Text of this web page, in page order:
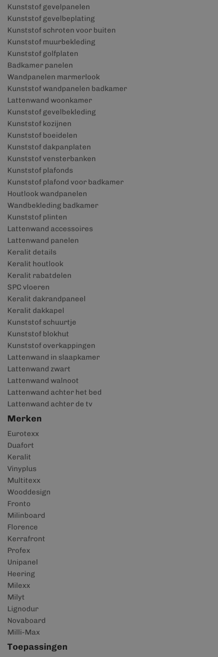
Kunststof gevelpanelen
Kunststof gevelbeplating
Kunststof schroten voor buiten
Kunststof muurbekleding
Kunststof golfplaten
Badkamer panelen
Wandpanelen marmerlook
Kunststof wandpanelen badkamer
Lattenwand woonkamer
Kunststof gevelbekleding
Kunststof kozijnen
Kunststof boeidelen
Kunststof dakpanplaten
Kunststof vensterbanken
Kunststof plafonds
Kunststof plafond voor badkamer
Houtlook wandpanelen
Wandbekleding badkamer
Kunststof plinten
Lattenwand accessoires
Lattenwand panelen
Keralit details
Keralit houtlook
Keralit rabatdelen
SPC vloeren
Keralit dakrandpaneel
Keralit dakkapel
Kunststof schuurtje
Kunststof blokhut
Kunststof overkappingen
Lattenwand in slaapkamer
Lattenwand zwart
Lattenwand walnoot
Lattenwand achter het bed
Lattenwand achter de tv
Merken
Eurotexx
Duafort
Keralit
Vinyplus
Multitexx
Wooddesign
Fronto
Milinboard
Florence
Kerrafront
Profex
Unipanel
Heering
Milexx
Milyt
Lignodur
Novaboard
Milli-Max
Toepassingen